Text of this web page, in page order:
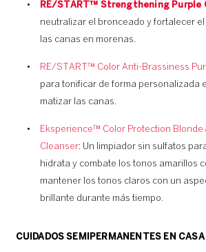
RE/START™ Strengthening Purple
neutralizar el bronceado y fortalecer
las canas en morenas.
RE/START™ Color Anti-Brassiness
para tonificar de forma personalizada
matizar las canas.
Eksperience™ Color Protection Blonde
Cleanser: Un limpiador sin sulfatos
hidrata y combate los tonos amarillos
mantener los tonos claros con un
brillante durante más tiempo.
CUIDADOS SEMIPERMANENTES EN CASA